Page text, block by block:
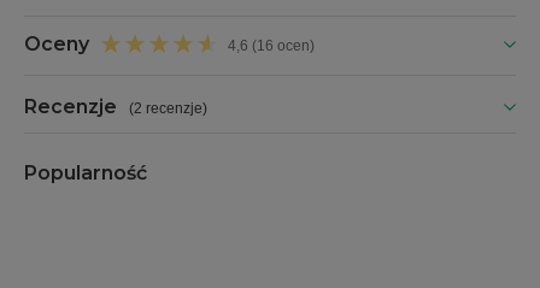
Oceny 4,6 (16 ocen)
Recenzje (2 recenzje)
Popularność